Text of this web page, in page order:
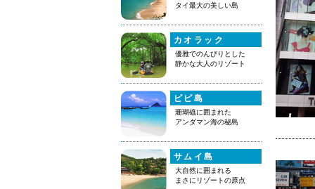
タイ最大の美しい島
カオラック
優雅でのんびりとした
静かな大人のリゾート
ピピ島
珊瑚礁に囲まれた
アンダマン海の秘島
サムイ島
大自然に囲まれる
まさにリゾートの原点